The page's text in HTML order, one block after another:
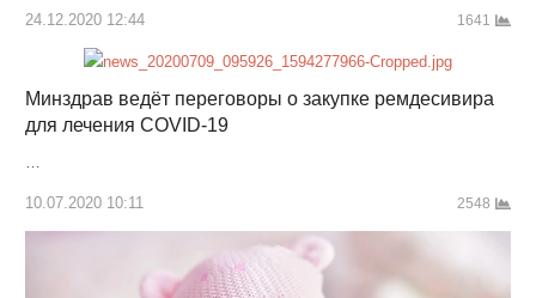
24.12.2020 12:44 1641
Минздрав ведёт переговоры о закупке ремдесивира
для лечения COVID-19
…
10.07.2020 10:11 2548